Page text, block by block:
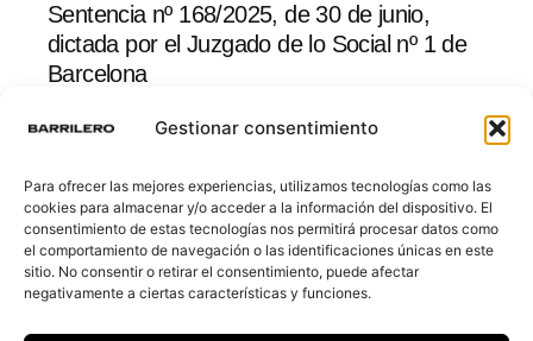
Gestionar consentimiento
Para ofrecer las mejores experiencias, utilizamos tecnologías como las
cookies para almacenar y/o acceder a la información del dispositivo. El
consentimiento de estas tecnologías nos permitirá procesar datos como
el comportamiento de navegación o las identificaciones únicas en este
sitio. No consentir o retirar el consentimiento, puede afectar
negativamente a ciertas características y funciones.
Sentencia nº 168/2025, de 30 de junio,
dictada por el Juzgado de lo Social nº 1 de
Barcelona
catastral? Una bomba de relojería fiscal
pendiente de sentencia